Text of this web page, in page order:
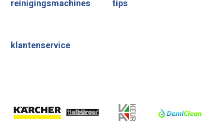
reinigingsmachines tips
klantenservice